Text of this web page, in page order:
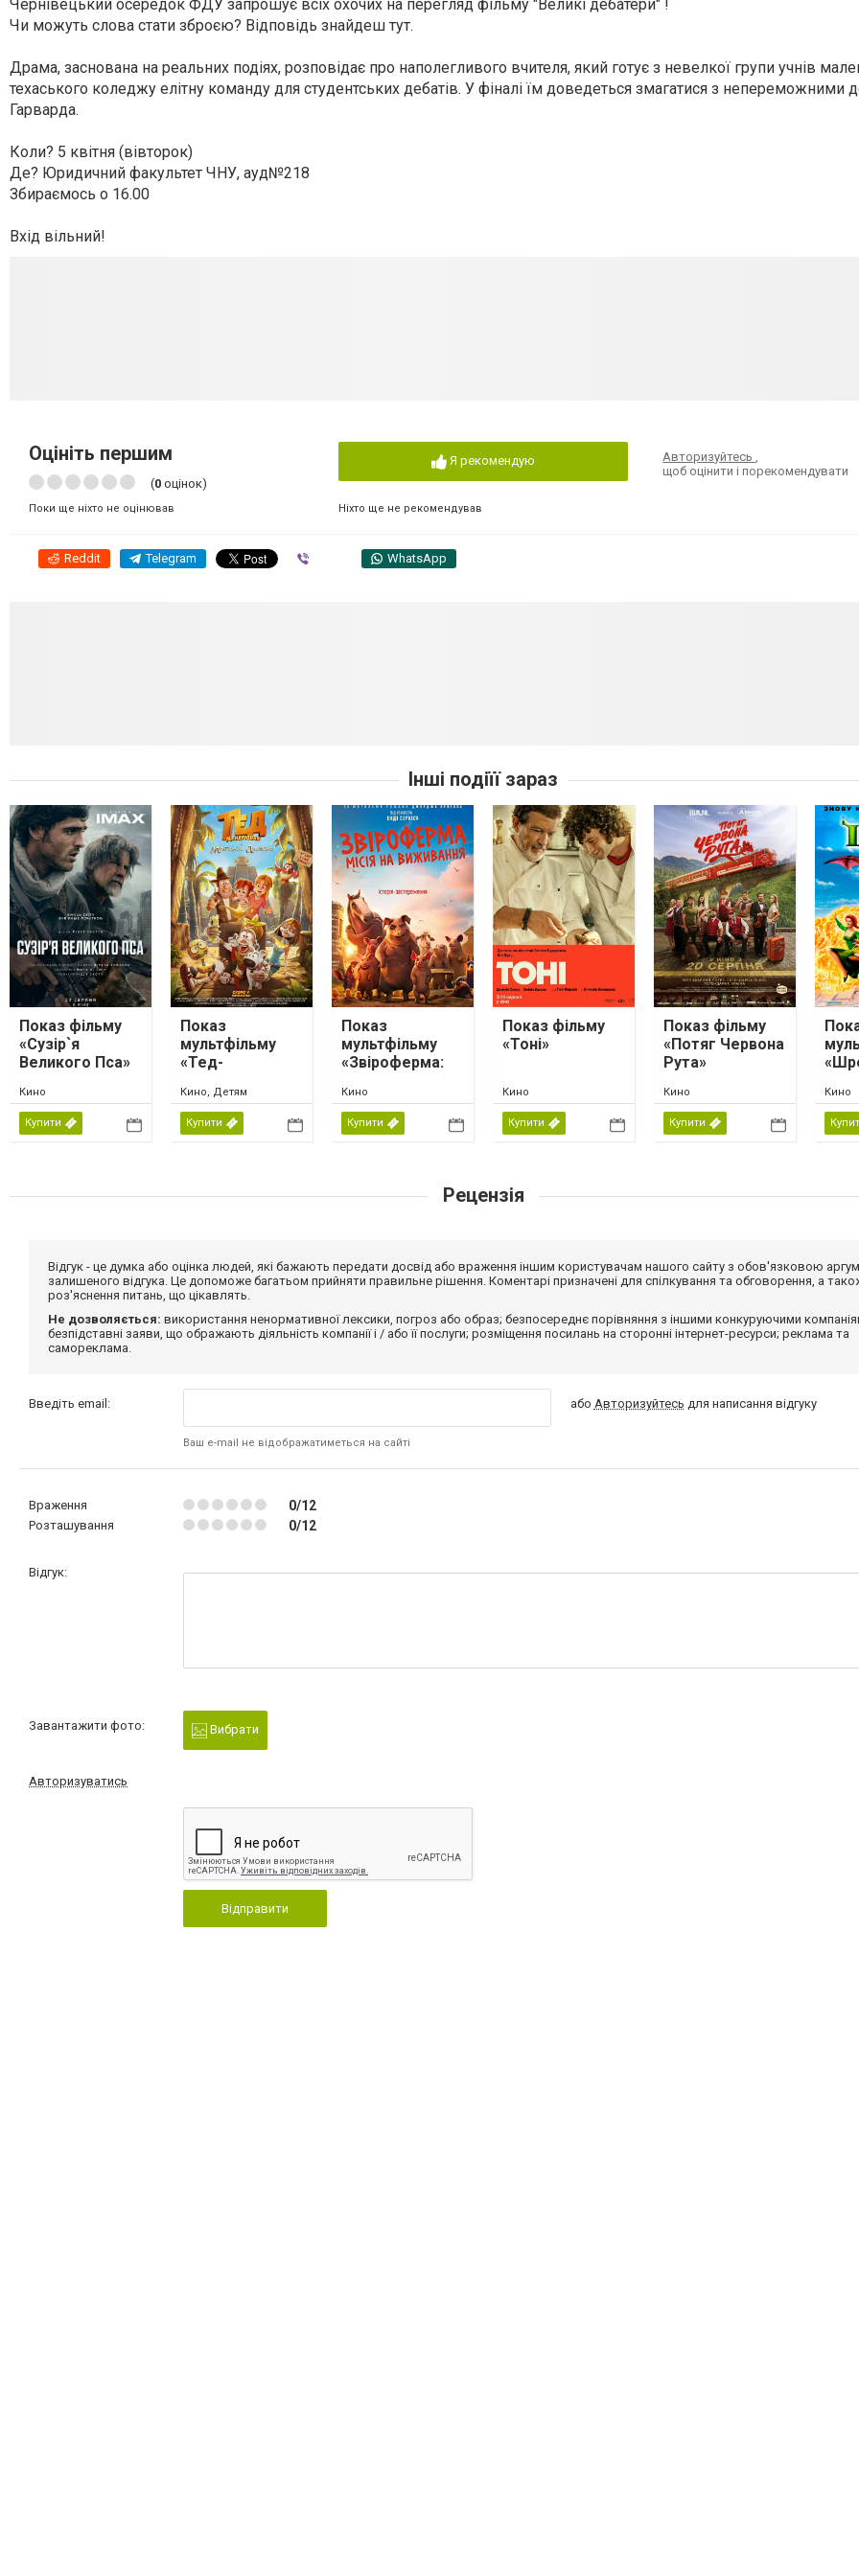
Чернівецький осередок ФДУ запрошує всіх охочих на перегляд фільму "Великі дебатери" !
Чи можуть слова стати зброєю? Відповідь знайдеш тут.
Драма, заснована на реальних подіях, розповідає про наполегливого вчителя, який готує з невелкої групи учнів
техаського коледжу елітну команду для студентських дебатів. У фіналі їм доведеться змагатися з непереможними
Гарварда.
Коли? 5 квітня (вівторок)
Де? Юридичний факультет ЧНУ, ауд№218
Збираємось о 16.00
Вхід вільний!
Оцініть першим
(0 оцінок)
Поки ще ніхто не оцінював
Я рекомендую
Ніхто ще не рекомендував
Авторизуйтесь,
щоб оцінити і порекомендувати
Reddit Telegram WhatsApp
Інші подіїї зараз
Показ фільму
«Сузір`я
Великого Пса»
Кино
Купити
Показ
мультфільму
«Тед-
магічна лампа»
Кино, Детям
Купити
Показ
мультфільму
«Звіроферма:
виживання»
Кино
Купити
Показ фільму
«Тоні»
Кино
Купити
Показ фільму
«Потяг Червона
Рута»
Кино
Купити
Кино
Рецензія
Відгук - це думка або оцінка людей, які бажають передати досвід або враження іншим користувачам нашого сайту з обов'язковою
залишеного відгука. Це допоможе багатьом прийняти правильне рішення. Коментарі призначені для спілкування та обговорення, а
роз'яснення питань, що цікавлять.
Не дозволяється: використання ненормативної лексики, погроз або образ; безпосереднє порівняння з іншими конкуруючими
безпідставні заяви, що ображають діяльність компанії і / або її послуги; розміщення посилань на сторонні інтернет-ресурси; реклама та
самореклама.
Введіть email:
Ваш e-mail не відображатиметься на сайті
або Авторизуйтесь для написання відгуку
Враження 0/12
Розташування 0/12
Відгук:
Завантажити фото: Вибрати
Авторизуватись
Відправити